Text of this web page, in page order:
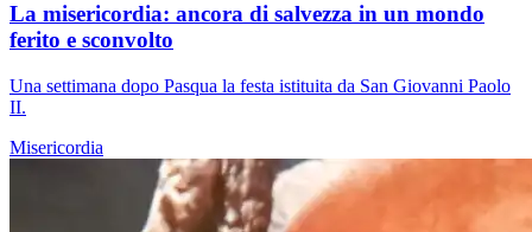
La misericordia: ancora di salvezza in un mondo
ferito e sconvolto
Una settimana dopo Pasqua la festa istituita da San Giovanni Paolo
II.
Misericordia